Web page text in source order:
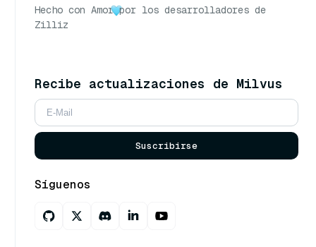
Hecho con Amor por los desarrolladores de
Zilliz
Recibe actualizaciones de Milvus
Suscribirse
Síguenos